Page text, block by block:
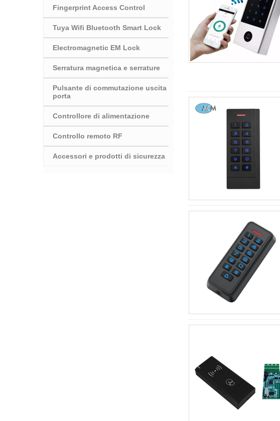
Fingerprint Access Control
Tuya Wifi Bluetooth Smart Lock
Electromagnetic EM Lock
Serratura magnetica e serrature
Pulsante di commutazione uscita
porta
Controllore di alimentazione
Controllo remoto RF
Accessori e prodotti di sicurezza